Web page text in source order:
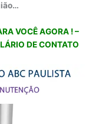
VOCÊ AGORA ! –
DE CONTATO